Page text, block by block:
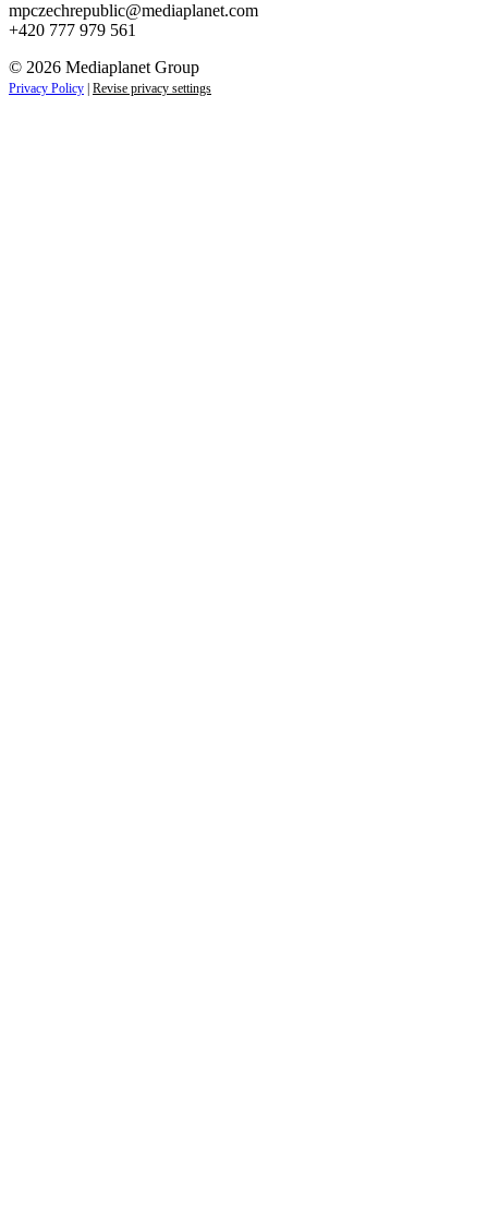
mpczechrepublic@mediaplanet.com
+420 777 979 561
© 2026 Mediaplanet Group
Privacy Policy Revise privacy settings